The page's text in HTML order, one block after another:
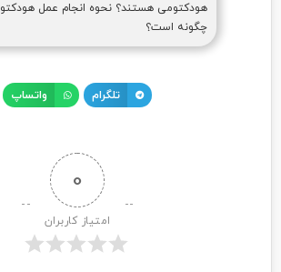
هودکتومی هستند؟ نحوه انجام عمل
چگونه است؟
تلگرام واتساپ
0
امتیاز کاربران